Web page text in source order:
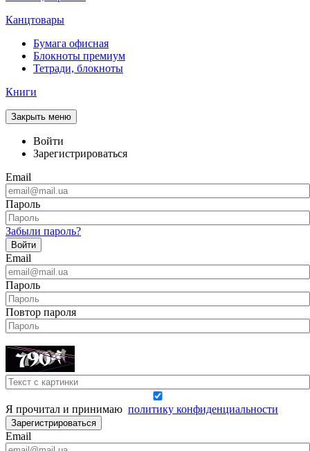
Канцтовары
Бумага офисная
Блокноты премиум
Тетради, блокноты
Книги
Закрыть меню
Войти
Зарегистрироваться
Email
Пароль
Забыли пароль?
Войти
Email
Пароль
Повтор пароля
Я прочитал и принимаю политику конфиденциальности
Зарегистрироваться
Email